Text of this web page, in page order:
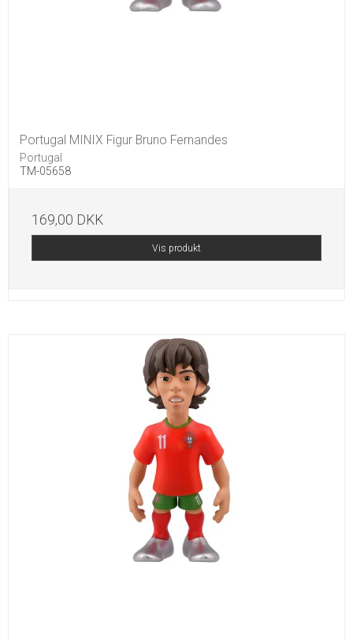
Portugal MINIX Figur Bruno Fernandes
Portugal
TM-05658
169,00 DKK
Vis produkt